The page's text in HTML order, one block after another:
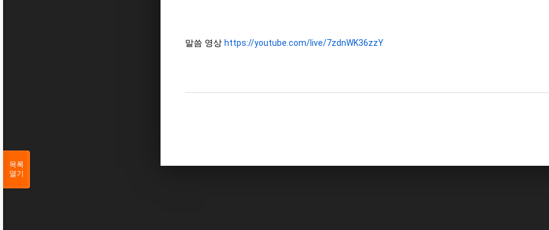
말씀 영상 https://youtube.com/live/7zdnWK36zzY
목록
열기